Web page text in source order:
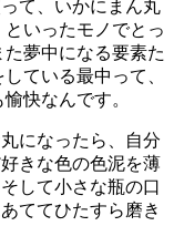
て、いかにまん丸
いったモノでとっ
夢中になる要素た
ている最中って、
快なんです。
になったら、自分
きな色の色泥を薄
して小さな瓶の口
ててひたすら磨き